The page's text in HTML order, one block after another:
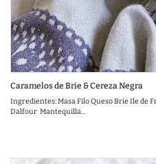
Caramelos de Brie & Cereza Negra
Ingredientes: Masa Filo Queso Brie Ile de
Dalfour Mantequilla...